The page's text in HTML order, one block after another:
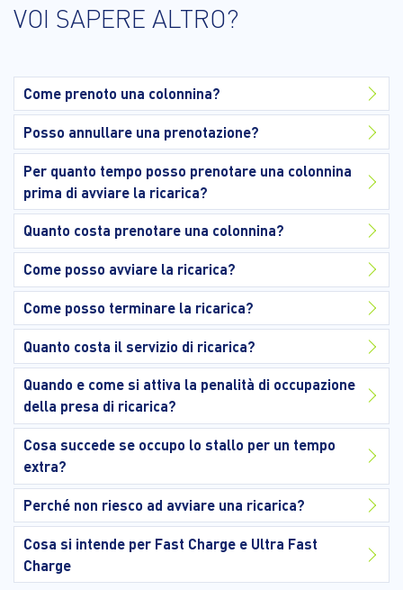
VOI SAPERE ALTRO?
Come prenoto una colonnina?
Posso annullare una prenotazione?
Per quanto tempo posso prenotare una colonnina
prima di avviare la ricarica?
Quanto costa prenotare una colonnina?
Come posso avviare la ricarica?
Come posso terminare la ricarica?
Quanto costa il servizio di ricarica?
Quando e come si attiva la penalità di occupazione
della presa di ricarica?
Cosa succede se occupo lo stallo per un tempo
extra?
Perché non riesco ad avviare una ricarica?
Cosa si intende per Fast Charge e Ultra Fast
Charge